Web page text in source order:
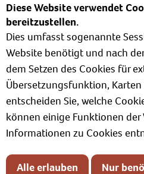
Diese Website verwendet
bereitzustellen.
Dies umfasst sogenannte
Website benötigt und nach
dem Setzen des Cookies für
Übersetzungsfunktion,
entscheiden Sie, welche
können einige Funktionen
Informationen zu Cookies
Alle erlauben Nur